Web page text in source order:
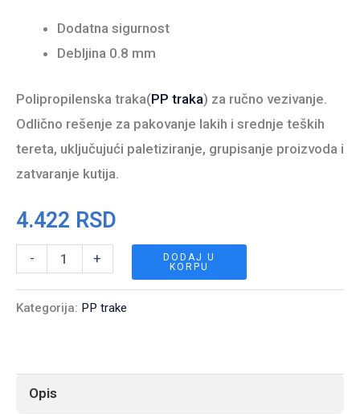
Dodatna sigurnost
Debljina 0.8 mm
Polipropilenska traka(PP traka) za ručno vezivanje.
Odlično rešenje za pakovanje lakih i srednje teških
tereta, uključujući paletiziranje, grupisanje proizvoda i
zatvaranje kutija.
4.422 RSD
-
PP
12
mm
f.406
+
DODAJ U
KORPU
Kategorija: PP trake
Opis